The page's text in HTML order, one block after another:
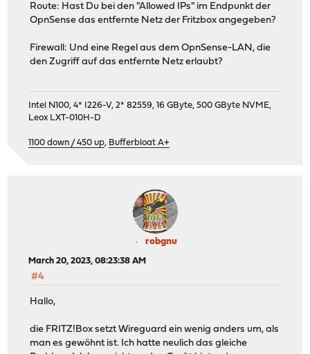
Route: Hast Du bei den "Allowed IPs" im Endpunkt der
OpnSense das entfernte Netz der Fritzbox angegeben?
Firewall: Und eine Regel aus dem OpnSense-LAN, die
den Zugriff auf das entfernte Netz erlaubt?
Intel N100, 4* I226-V, 2* 82559, 16 GByte, 500 GByte NVME,
Leox LXT-010H-D
1100 down / 450 up, Bufferbloat A+
robgnu
March 20, 2023, 08:23:38 AM
#4
Hallo,
die FRITZ!Box setzt Wireguard ein wenig anders um, als
man es gewöhnt ist. Ich hatte neulich das gleiche